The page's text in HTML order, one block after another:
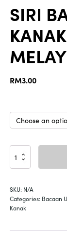
SIRI
RM3.00
SIRI
BACAAN
BAHASA
MELAYU
|
SKU: N/A
Categories: Bacaan
Kanak